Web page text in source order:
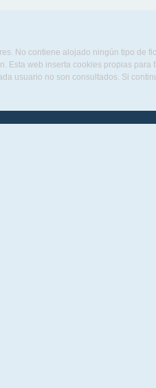
No contiene alojado ningún tipo de
Esta web inserta cookies propias
usuario no son consultados. Si